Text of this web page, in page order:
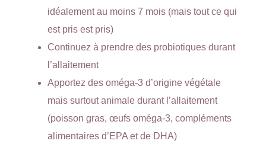
idéalement au moins 7 mois (mais tout ce qui
est pris est pris)
Continuez à prendre des probiotiques durant
l’allaitement
Apportez des oméga-3 d’origine végétale
mais surtout animale durant l’allaitement
(poisson gras, œufs oméga-3, compléments
alimentaires d’EPA et de DHA)